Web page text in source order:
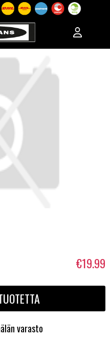
€19.99
varasto